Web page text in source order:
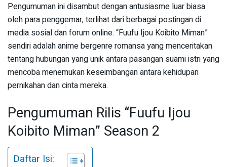
Pengumuman ini disambut dengan antusiasme luar biasa
oleh para penggemar, terlihat dari berbagai postingan di
media sosial dan forum online. “Fuufu Ijou Koibito Miman”
sendiri adalah anime bergenre romansa yang menceritakan
tentang hubungan yang unik antara pasangan suami istri yang
mencoba menemukan keseimbangan antara kehidupan
pernikahan dan cinta mereka.
Pengumuman Rilis “Fuufu Ijou
Koibito Miman” Season 2
Daftar Isi: